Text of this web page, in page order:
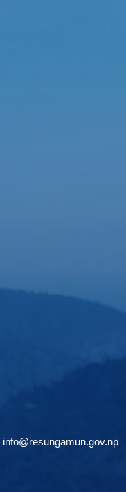
info@resungamun.gov.np